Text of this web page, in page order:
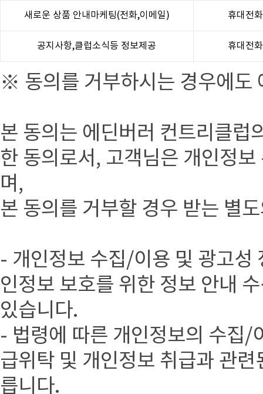
새로운 상품 안내마케팅(전화,이메일) 휴대전
공지사항,클럽소식등 정보제공 휴대전
※ 동의를 거부하시는 경우에도
본 동의는 에딘버러 컨트리클럽
한 동의로서, 고객님은 개인정
며,
본 동의를 거부할 경우 받는 별
- 개인정보 수집/이용 및 광고성
인정보 보호를 위한 정보 안내
있습니다.
- 법령에 따른 개인정보의 수집/
급위탁 및 개인정보 취급과 관
릅니다.